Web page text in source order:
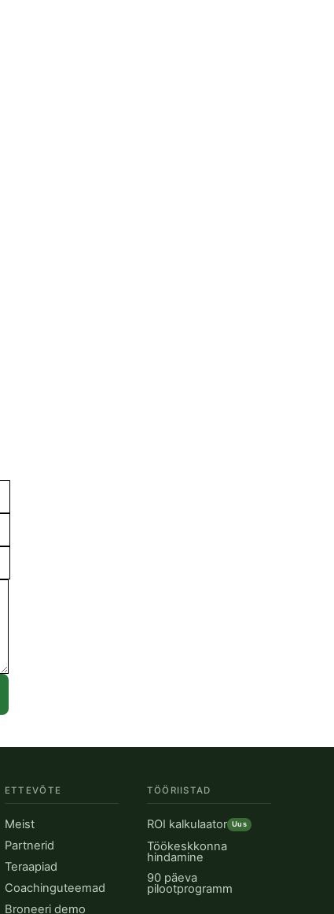
ETTEVÕTE
Meist
Partnerid
Teraapiad
Coachinguteemad
Broneeri demo
TÖÖRIISTAD
ROI kalkulaator Uus
Töökeskkonna
hindamine
90 päeva
pilootprogramm